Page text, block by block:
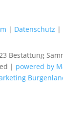
| Datenschutz |
Bestattung
| powered by